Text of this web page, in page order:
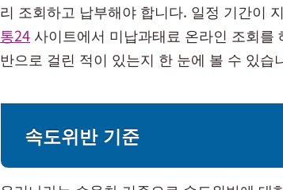
리 조회하고 납부해야 합니다. 일정 기간이
통24 사이트에서 미납과태료 온라인 조회
반으로 걸린 적이 있는지 한 눈에 볼 수 있습
속도위반 기준